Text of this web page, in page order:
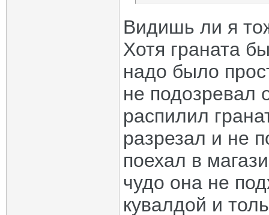
Видишь ли я
Хотя граната
надо было
не подозревал
распилил
разрезал и не
поехал в
чудо она не
кувалдой и